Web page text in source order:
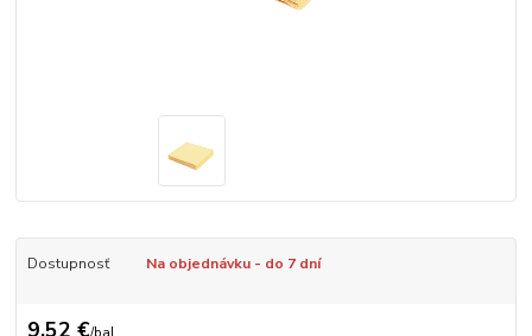
Dostupnosť Na objednávku - do 7 dní
9,52 €